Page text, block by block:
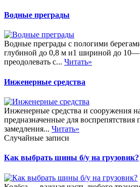
Водные преграды
Водные преграды с пологими
глубиной до 0,8 м и1 шириной до
преодолевать с... Читать»
Инженерные средства
Инженерные средства и сооружения
предназначенные для воспрепятствия
замедления... Читать»
Случайные записи
Как выбрать шины б/у на грузовик?